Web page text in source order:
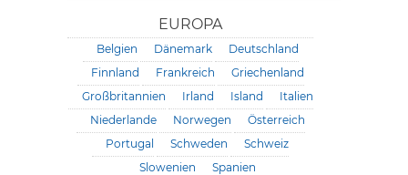
EUROPA
Belgien Dänemark
Deutschland
Finnland
Frankreich
Griechenland
Großbritannien
Irland Island
Italien
Niederlande
Norwegen
Österreich
Portugal
Schweden
Schweiz
Slowenien
Spanien